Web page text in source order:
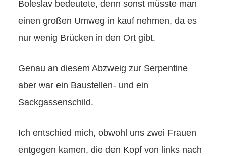
Boleslav bedeutete, denn sonst müsste man
einen großen Umweg in kauf nehmen, da es
nur wenig Brücken in den Ort gibt.
Genau an diesem Abzweig zur Serpentine
aber war ein Baustellen- und ein
Sackgassenschild.
Ich entschied mich, obwohl uns zwei Frauen
entgegen kamen, die den Kopf von links nach